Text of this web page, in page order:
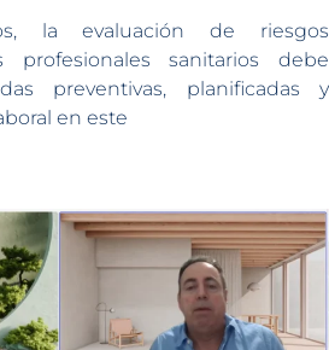
la evaluación de riesgos
profesionales sanitarios debe
preventivas, planificadas y
en este